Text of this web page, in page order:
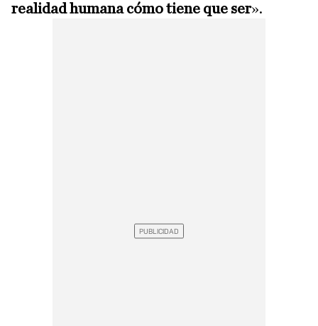
realidad humana cómo tiene que ser».